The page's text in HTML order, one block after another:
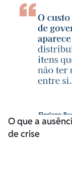
O que a
de crise